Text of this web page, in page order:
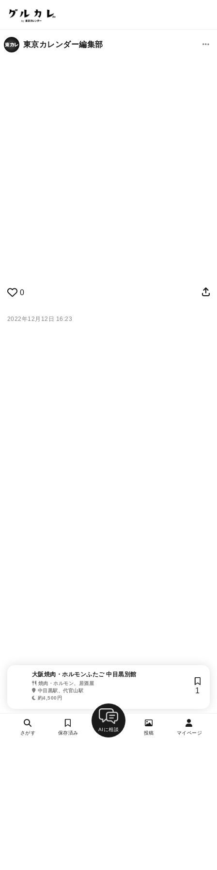
東京カレンダー編集部
0
2022年12月12日 16:23
大阪焼肉・ホルモンふたご 中目黒別館
焼肉・ホルモン、居酒屋
中目黒駅、代官山駅
約4,500円
1
さがす 保存済み
AIに相談
投稿 マイページ